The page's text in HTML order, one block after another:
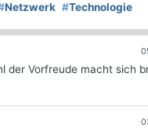
Netzwerk #Technologie
der Vorfreude macht sich